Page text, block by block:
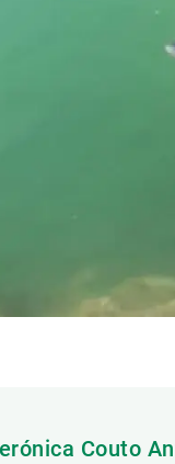
Couto